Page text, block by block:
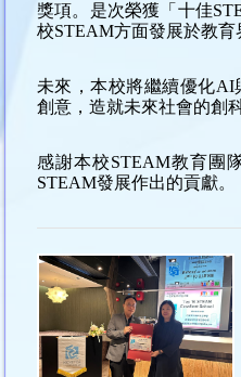
獎項。是次榮獲「十佳
校STEAM方面發展於教育
未來，本校將繼續優化AI
創意，造就未來社會的創
感謝本校STEAM教育團
STEAM發展作出的貢獻。